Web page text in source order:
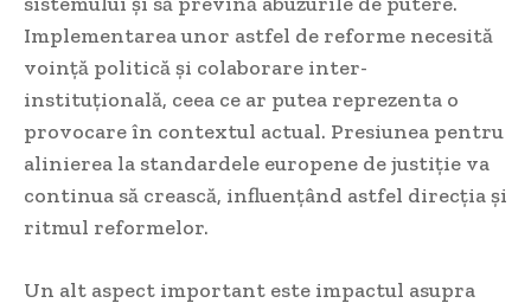
Implementarea unor astfel de reforme necesită
voință politică și colaborare inter-
instituțională, ceea ce ar putea reprezenta o
provocare în contextul actual. Presiunea pentru
alinierea la standardele europene de justiție va
continua să crească, influențând astfel direcția și
ritmul reformelor.
Un alt aspect important este impactul asupra